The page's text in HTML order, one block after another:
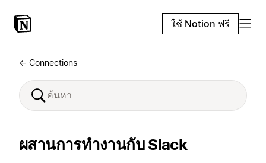
ใช้ Notion ฟรี
← Connections
ผสานการทำงานกับ Slack